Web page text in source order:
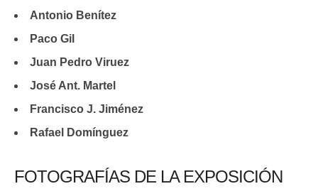
Antonio Benítez
Paco Gil
Juan Pedro Viruez
José Ant. Martel
Francisco J. Jiménez
Rafael Domínguez
FOTOGRAFÍAS DE LA EXPOSICIÓN